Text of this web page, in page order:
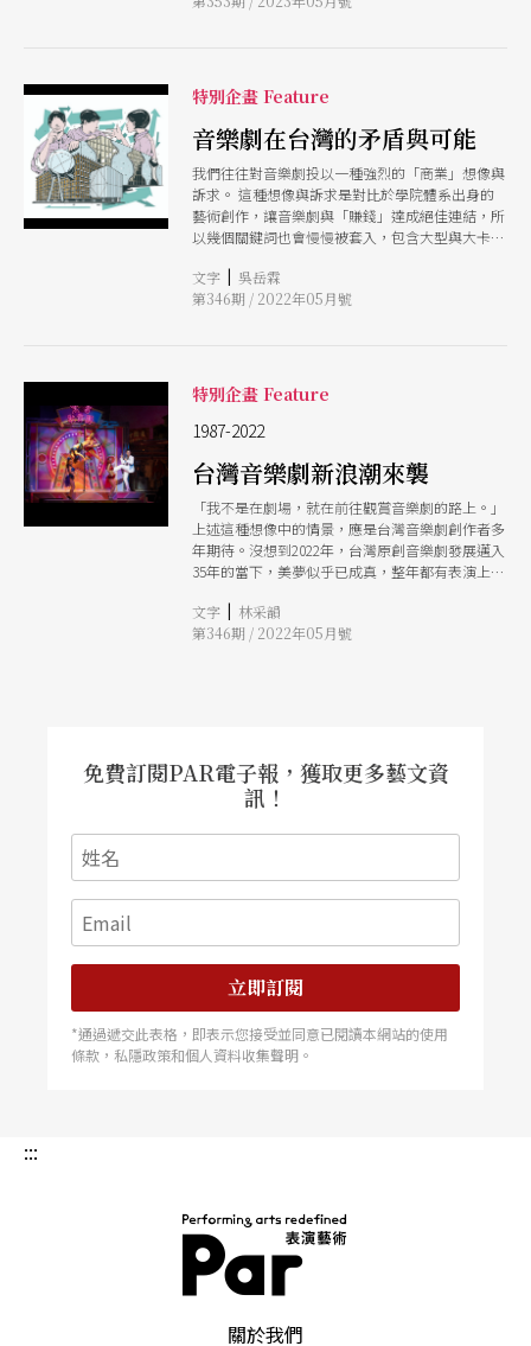
會員制度來說明這樣的流變。他提到2000年到2010
信率，於是這類行銷資源已經無法有效轉換為票
房。因此，故事工廠將更多行銷、觀眾經營的能量
放到臉書。甚至，這段時期有更多劇團直接捨棄官
方網站，轉往臉書粉絲專頁。 五口創意工作室共
同創辦人暨品牌創意總監施淳耀也提出線上宣傳的
轉變，而這個轉變不再以10年為單位，是更瞬息萬
變的。他指出：「我覺得這幾年大家蠻在意『數位
行銷』，包含社群，或者是說找一些非劇場圈的人
書，但是現在好像更想看到的是，如果我是一般觀
眾，看不看得懂這齣戲。」口碑影片，成為重要行
一個世代的年輕人不再使用臉書，轉往IG、抖音等
項優勢，綜合林佳鋒與施淳耀的說法，大致有：該
代戲劇團隊（註），包含屏風表演班、表演工作
坊、果陀劇場、綠光劇團等，再到全民大劇團、春
河劇團、故事工廠等，呈現了幾個標準：題材通俗
化、影視明星化與商品化，明顯將其受眾脫離傳統
想像的「劇場觀眾」，指向所謂的「大眾」。或許
是因為這樣的目標與做法，導致過去對商業劇場產
生帶著貶義的視角；也就是說，商業與藝術有二元
的區隔創作者與觀眾、評論人都只能二選一於是不
「評論人的自省」出發。當不允許自己陷入二元思
考時，如何解構商業與藝術的二元觀點，不從「商
須」到「創造延續的需求」 商業劇場的形成，有
個關鍵是數據面的「延續」包含觀眾、場次、演出
頻率等。在台灣多數商業劇團多能維持每年至少一
較明顯的兩種做法：一是，大型製作的多地巡演，
現環島式的巡演，或是有跨年度巡演、多部製作同
步巡演的情況。另一則是，中小規模的製作在同一
場地做長銷式演出，達到接近「定目劇」的規模，
近期較常出現在音樂劇製作，如C MUSICAL製作
《小王子》、《I Love You, You're Perfect, Now
Change》中英文版等。但，無論是哪種做法都在
延續觀眾數量的積累，以求達到收支平衡，乃至於
特別企畫 Feature
音樂劇在台灣的矛盾與可能
我們往往對音樂劇投以一種強烈的「商業」想像與
訴求。 這種想像與訴求是對比於學院體系出身的
藝術創作，讓音樂劇與「賺錢」達成絕佳連結，所
以幾個關鍵詞也會慢慢被套入，包含大型與大卡司
能因目標觀眾為普羅大眾，題材內容會相對流行、
淺顯，加上歌舞的非寫實表現手法，也會被界定為
總被「黑特」場地不佳、票價過高，還是能吸引到
觀眾，讓這些製作一來再來。同時，我們也可以注
意到，被界定為「商業劇團」者除製作一般舞台
場、全民大劇團等，可見音樂劇與商業劇場間的密
文字 | 吳岳霖
第346期 / 2022年05月號
特別企畫 Feature
1987-2022
台灣音樂劇新浪潮來襲
「我不是在劇場，就在前往觀賞音樂劇的路上。」
上述這種想像中的情景，應是台灣音樂劇創作者多
年期待。沒想到2022年，台灣原創音樂劇發展邁入
35年的當下，美夢似乎已成真，整年都有表演上
演，加上國外IP授權及直接引進的製作，2022年3
至6月的演出數量，相當於2018一整年，而2018年
文字 | 林采韻
第346期 / 2022年05月號
免費訂閱PAR電子報，獲取更多藝文資
訊！
立即訂閱
*通過遞交此表格，即表示您接受並同意已閱讀本網站的使用
條款，私隱政策和個人資料收集聲明。
:::
關於我們